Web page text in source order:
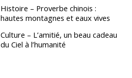
Histoire – Proverbe chinois :
hautes montagnes et eaux vives
Culture – L’amitié, un beau cadeau
du Ciel à l’humanité